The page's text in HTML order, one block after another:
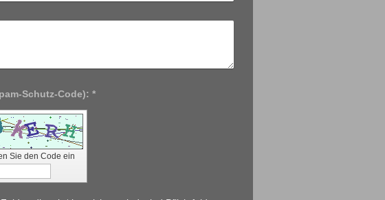
Captcha (Spam-Schutz-Code): *
Sie den Code ein